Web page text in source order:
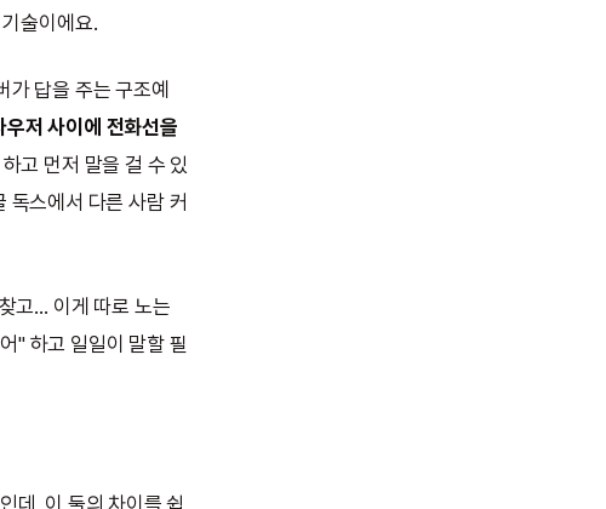
술이에요.
답을 주는 구조예
우저 사이에 전화선을
고 먼저 말을 걸 수 있
독스에서 다른 사람 커
고… 이게 따로 노는
" 하고 일일이 말할 필